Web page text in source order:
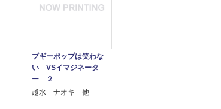
ブギーポップは笑わな
い VSイマジネータ
ー ２
越水 ナオキ 他